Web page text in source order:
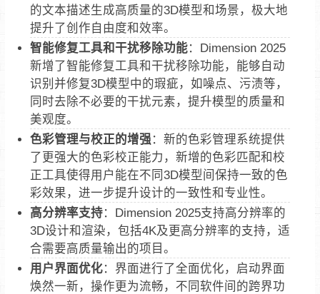
的文本描述生成高质量的3D模型和场景，极大地
提升了创作自由度和效率‌。
智能修复工具和干扰移除功能‌：Dimension 2025
新增了智能修复工具和干扰移除功能，能够自动
识别并修复3D模型中的瑕疵，如噪点、污渍等，
同时去除不必要的干扰元素，提升模型的质量和
美观度‌。‌
色彩管理与校正的增强‌ ：新的色彩管理系统提供
了更强大的色彩校正能力，新增的色彩匹配和校
正工具使得用户能在不同3D模型间保持一致的色
彩效果，进一步提升设计的一致性和专业性‌。‌
高分辨率支持‌：Dimension 2025支持高分辨率的
3D设计和渲染，包括4K及更高分辨率的支持，适
合需要高质量输出的项目‌。‌
用户界面优化‌：界面进行了全面优化，启动界面
焕然一新，操作更为流畅，不同软件间的跨界功